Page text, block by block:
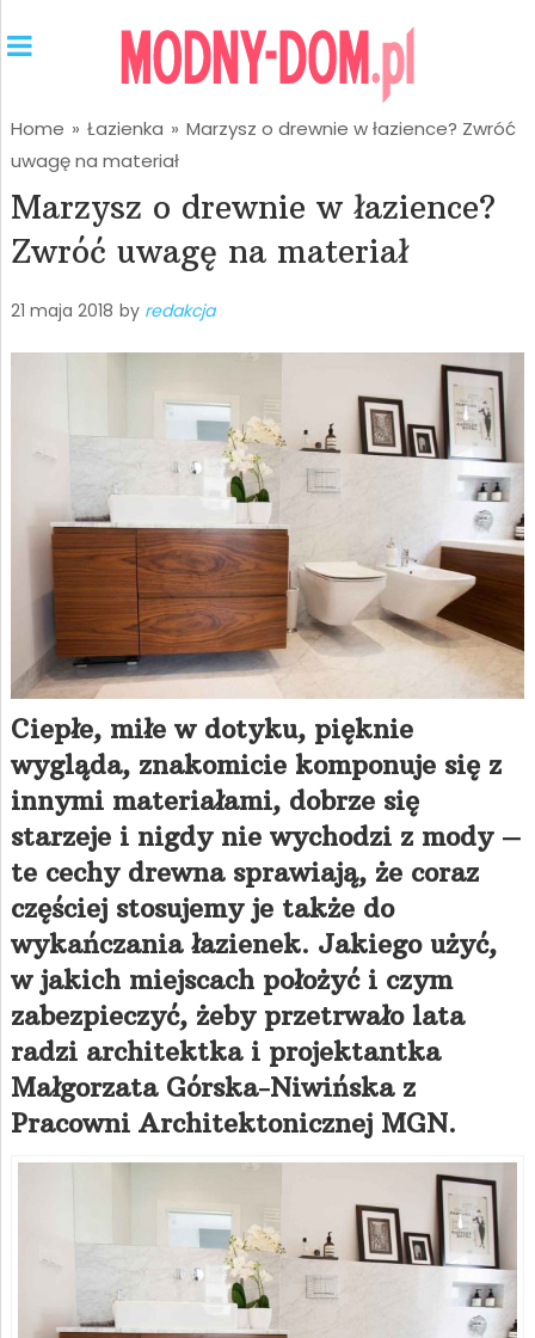
Home » Łazienka » Marzysz o drewnie w łazience? Zwróć
uwagę na materiał
Marzysz o drewnie w łazience?
Zwróć uwagę na materiał
21 maja 2018 by redakcja
Ciepłe, miłe w dotyku, pięknie
wygląda, znakomicie komponuje się z
innymi materiałami, dobrze się
starzeje i nigdy nie wychodzi z mody –
te cechy drewna sprawiają, że coraz
częściej stosujemy je także do
wykańczania łazienek. Jakiego użyć,
w jakich miejscach położyć i czym
zabezpieczyć, żeby przetrwało lata
radzi architektka i projektantka
Małgorzata Górska-Niwińska z
Pracowni Architektonicznej MGN.